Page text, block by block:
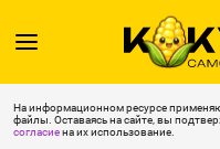
На информационном ресурсе
файлы. Оставаясь на сайте, вы
согласиена их использование.